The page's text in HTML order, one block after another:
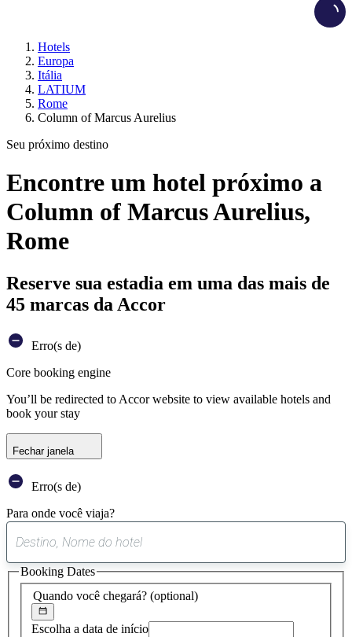
Hotels
Europa
Itália
LATIUM
Rome
Column of Marcus Aurelius
Seu próximo destino
Encontre um hotel próximo a
Column of Marcus Aurelius,
Rome
Reserve sua estadia em uma das mais de
45 marcas da Accor
Erro(s de)
Core booking engine
You’ll be redirected to Accor website to view available hotels and
book your stay
Fechar janela
Erro(s de)
Para onde você viaja?
sugestão
encontrada
Quando você chegará? (optional)
Escolha a data de início
Booking Dates